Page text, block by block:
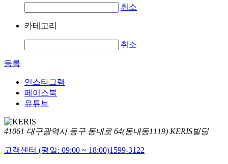
취소
카테고리
취소
등록
인스타그램
페이스북
유튜브
41061 대구광역시 동구 동내로 64(동내동1119) KERIS빌딩
고객센터 (평일: 09:00 ~ 18:00)1599-3122